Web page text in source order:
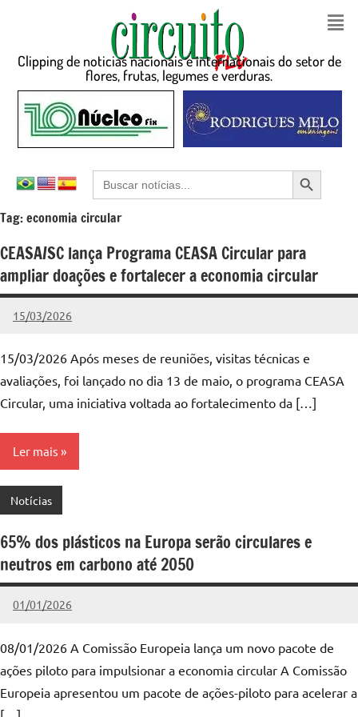
Clipping de noticias nacionais e internacionais do setor de
flores, frutas, legumes e verduras.
Search
for:
Search Button
Tag:economia circular
CEASA/SC lança Programa CEASA Circular para
ampliar doações e fortalecer a economia circular
15/03/2026
admin
Nenhum
15/03/2026 Após meses de reuniões, visitas técnicas e
avaliações, foi lançado no dia 13 de maio, o programa CEASA
Circular, uma iniciativa voltada ao fortalecimento da […]
Ler mais
Notícias
65% dos plásticos na Europa serão circulares e
neutros em carbono até 2050
01/01/2026
admin
Nenhum
08/01/2026 A Comissão Europeia lança um novo pacote de
ações piloto para impulsionar a economia circular A Comissão
Europeia apresentou um pacote de ações-piloto para acelerar a